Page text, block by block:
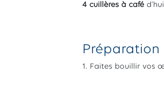
4 cuillères à café
Préparation
1. Faites bouillir vos